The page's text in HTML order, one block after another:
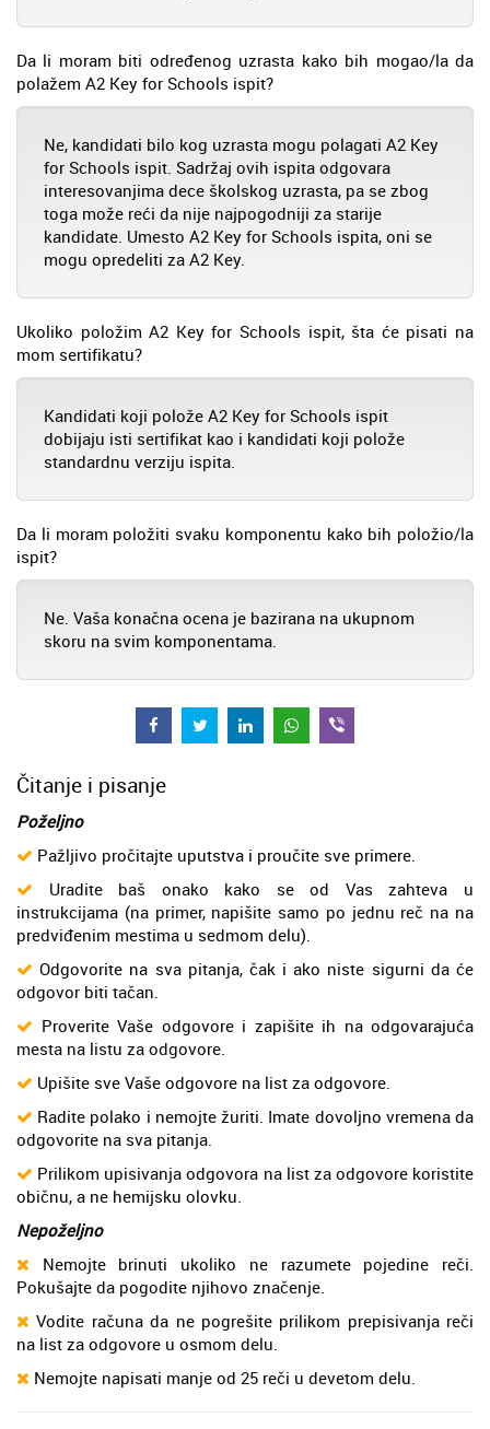
Da li moram biti određenog uzrasta kako bih mogao/la da
polažem A2 Key for Schools ispit?
Ne, kandidati bilo kog uzrasta mogu polagati A2 Key
for Schools ispit. Sadržaj ovih ispita odgovara
interesovanjima dece školskog uzrasta, pa se zbog
toga može reći da nije najpogodniji za starije
kandidate. Umesto A2 Key for Schools ispita, oni se
mogu opredeliti za A2 Key.
Ukoliko položim A2 Key for Schools ispit, šta će pisati na
mom sertifikatu?
Kandidati koji polože A2 Key for Schools ispit
dobijaju isti sertifikat kao i kandidati koji polože
standardnu verziju ispita.
Da li moram položiti svaku komponentu kako bih položio/la
ispit?
Ne. Vaša konačna ocena je bazirana na ukupnom
skoru na svim komponentama.
Čitanje i pisanje
Poželjno
Pažljivo pročitajte uputstva i proučite sve primere.
Uradite baš onako kako se od Vas zahteva u
instrukcijama (na primer, napišite samo po jednu reč na na
predviđenim mestima u sedmom delu).
Odgovorite na sva pitanja, čak i ako niste sigurni da će
odgovor biti tačan.
Proverite Vaše odgovore i zapišite ih na odgovarajuća
mesta na listu za odgovore.
Upišite sve Vaše odgovore na list za odgovore.
Radite polako i nemojte žuriti. Imate dovoljno vremena da
odgovorite na sva pitanja.
Prilikom upisivanja odgovora na list za odgovore koristite
običnu, a ne hemijsku olovku.
Nepoželjno
Nemojte brinuti ukoliko ne razumete pojedine reči.
Pokušajte da pogodite njihovo značenje.
Vodite računa da ne pogrešite prilikom prepisivanja reči
na list za odgovore u osmom delu.
Nemojte napisati manje od 25 reči u devetom delu.